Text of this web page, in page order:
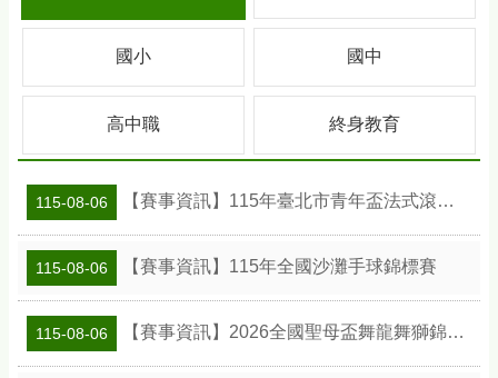
國小 國中
高中職 終身教育
115-08-06 【賽事資訊】115年臺北市青年盃法式滾球錦標賽
115-08-06 【賽事資訊】115年全國沙灘手球錦標賽
115-08-06 【賽事資訊】2026全國聖母盃舞龍舞獅錦標賽